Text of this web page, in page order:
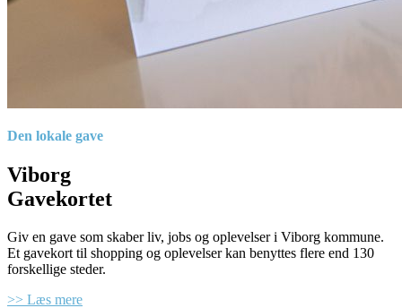
Den lokale gave
Viborg
Gavekortet
Giv en gave som skaber liv, jobs og oplevelser i Viborg kommune.
Et gavekort til shopping og oplevelser kan benyttes flere end 130
forskellige steder.
>> Læs mere